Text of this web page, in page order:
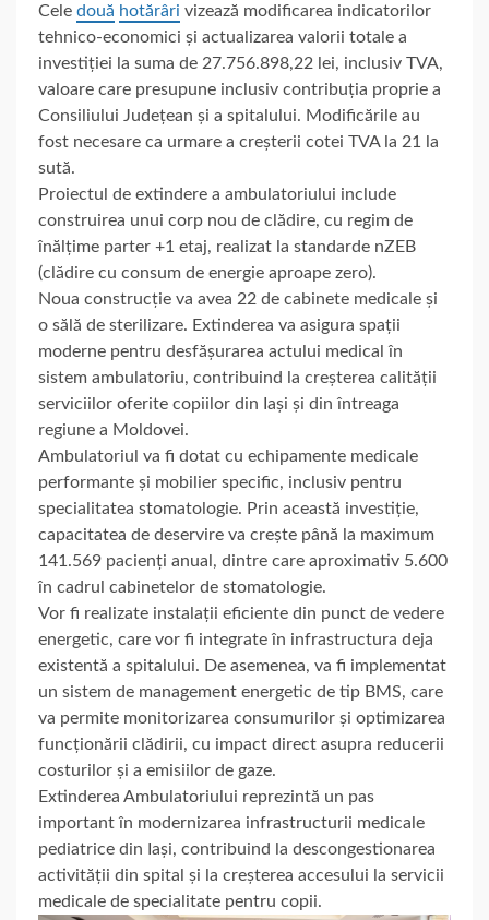
Cele două hotărâri vizează modificarea indicatorilor
tehnico-economici și actualizarea valorii totale a
investiției la suma de 27.756.898,22 lei, inclusiv TVA,
valoare care presupune inclusiv contribuția proprie a
Consiliului Județean și a spitalului. Modificările au
fost necesare ca urmare a creșterii cotei TVA la 21 la
sută.
Proiectul de extindere a ambulatoriului include
construirea unui corp nou de clădire, cu regim de
înălțime parter +1 etaj, realizat la standarde nZEB
(clădire cu consum de energie aproape zero).
Noua construcție va avea 22 de cabinete medicale și
o sălă de sterilizare. Extinderea va asigura spații
moderne pentru desfășurarea actului medical în
sistem ambulatoriu, contribuind la creșterea calității
serviciilor oferite copiilor din Iași și din întreaga
regiune a Moldovei.
Ambulatoriul va fi dotat cu echipamente medicale
performante și mobilier specific, inclusiv pentru
specialitatea stomatologie. Prin această investiție,
capacitatea de deservire va crește până la maximum
141.569 pacienți anual, dintre care aproximativ 5.600
în cadrul cabinetelor de stomatologie.
Vor fi realizate instalații eficiente din punct de vedere
energetic, care vor fi integrate în infrastructura deja
existentă a spitalului. De asemenea, va fi implementat
un sistem de management energetic de tip BMS, care
va permite monitorizarea consumurilor și optimizarea
funcționării clădirii, cu impact direct asupra reducerii
costurilor și a emisiilor de gaze.
Extinderea Ambulatoriului reprezintă un pas
important în modernizarea infrastructurii medicale
pediatrice din Iași, contribuind la descongestionarea
activității din spital și la creșterea accesului la servicii
medicale de specialitate pentru copii.